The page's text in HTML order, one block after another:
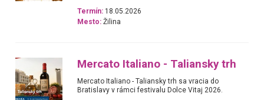
Termín: 18.05.2026
Mesto: Žilina
Mercato Italiano - Taliansky trh
Mercato Italiano - Taliansky trh sa vracia do
Bratislavy v rámci festivalu Dolce Vitaj 2026.